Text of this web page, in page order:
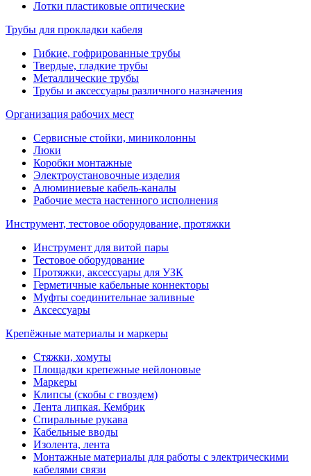
Лотки пластиковые оптические
Трубы для прокладки кабеля
Гибкие, гофрированные трубы
Твердые, гладкие трубы
Металлические трубы
Трубы и аксессуары различного назначения
Организация рабочих мест
Сервисные стойки, миниколонны
Люки
Коробки монтажные
Электроустановочные изделия
Алюминиевые кабель-каналы
Рабочие места настенного исполнения
Инструмент, тестовое оборудование, протяжки
Инструмент для витой пары
Тестовое оборудование
Протяжки, аксессуары для УЗК
Герметичные кабельные коннекторы
Муфты соединительнае заливные
Аксессуары
Крепёжные материалы и маркеры
Стяжки, хомуты
Площадки крепежные нейлоновые
Маркеры
Клипсы (скобы с гвоздем)
Лента липкая. Кембрик
Спиральные рукава
Кабельные вводы
Изолента, лента
Монтажные материалы для работы с электрическими
кабелями связи